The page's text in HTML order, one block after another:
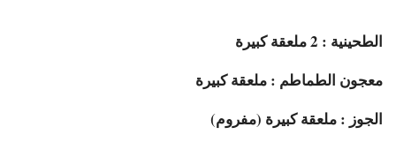
الطحينية : 2 ملعقة كبيرة
معجون الطماطم : ملعقة كبيرة
الجوز : ملعقة كبيرة (مفروم)